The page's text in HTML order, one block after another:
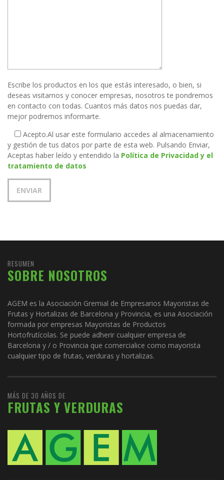
Escribe los productos en los que estás interesado, o bien, si
deseas visitarnos y conocer empresas, nosotros te pondremos
en contacto con todas. Cuantos más datos nos puedas dar,
mejor podremos informarte.
Acepto.Al usar este formulario accedes al almacenamiento
y gestión de tus datos por parte de esta web. Pulsando Enviar,
Aceptas haber leído y entendido la Política de Privacidad y el
tratamiento de datos
RESUMEN
SOBRE NOSOTROS
AGEM es la Asociación Gremial de Empresarios Mayoristas de
Frutas y Hortalizas de Barcelona y Provincia, es una Asociación
formada por empresas Mayoristas de Productos
Hortofrutícolas. Se puede adherir cualquier empresa de
Barcelona y / o Provincia que comercialice como mayorista
cualquier tipo de frutas, verduras y hortalizas.
MÁS DE 30 AÑOS DE
FRUTAS Y VERDURAS